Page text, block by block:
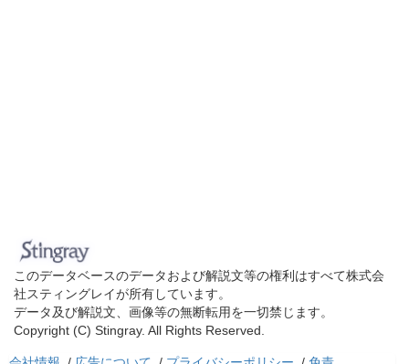
このデータベースのデータおよび解説文等の権利はすべて株式会
社スティングレイが所有しています。
データ及び解説文、画像等の無断転用を一切禁じます。
Copyright (C) Stingray. All Rights Reserved.